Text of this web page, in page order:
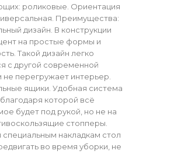
роликовые. Ориентация
Преимущества:
дизайн. В конструкции
на простые формы и
Такой дизайн легко
с другой современной
перегружает интерьер.
ящики. Удобная система
которой всё
будет под рукой, но не на
стопперы.
специальным накладкам стол
во время уборки, не